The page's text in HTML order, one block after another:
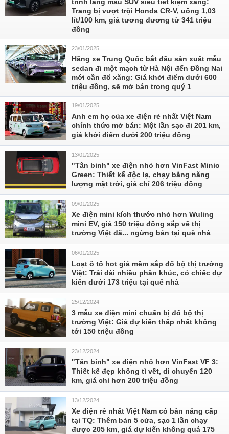
Trang bị vượt trội Honda CR-V, uống 1,03
lít/100 km, giá tương đương từ 341 triệu
đồng
23/01/2025
Hãng xe Trung Quốc bắt đầu sản xuất mẫu
sedan đi một mạch từ Hà Nội đến Đồng Nai
mới cần đổ xăng: Giá khởi điểm dưới 600
triệu đồng, sẽ mở bán trong quý 1
19/01/2025
Anh em họ của xe điện rẻ nhất Việt Nam
chính thức mở bán: Một lần sạc đi 201 km,
giá khởi điểm dưới 200 triệu đồng
13/01/2025
"Tân binh" xe điện nhỏ hơn VinFast Minio
Green: Thiết kế độc lạ, chạy bằng năng
lượng mặt trời, giá chỉ 206 triệu đồng
09/01/2025
Xe điện mini kích thước nhỏ hơn Wuling
mini EV, giá 150 triệu đồng sắp về thị
trường Việt đã... ngừng bán tại quê nhà
06/01/2025
Loạt ô tô hot giá mềm sắp đổ bộ thị trường
Việt: Trải dài nhiều phân khúc, có chiếc dự
kiến dưới 173 triệu tại quê nhà
25/12/2024
3 mẫu xe điện mini chuẩn bị đổ bộ thị
trường Việt: Giá dự kiến thấp nhất không
tới 150 triệu đồng
23/12/2024
"Tân binh" xe điện nhỏ hơn VinFast VF 3:
Thiết kế đẹp không tì vết, di chuyển 120
km, giá chỉ hơn 200 triệu đồng
13/12/2024
Xe điện rẻ nhất Việt Nam có bản nâng cấp
tại TQ: Thêm bản 5 cửa, sạc 1 lần chạy
được 205 km, giá dự kiến không quá 175